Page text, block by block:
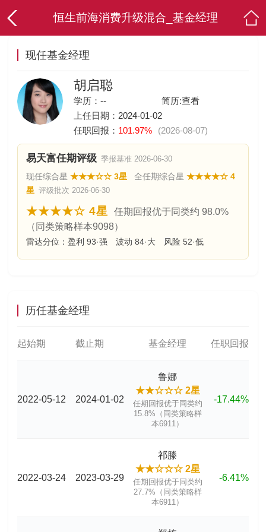
恒生前海消费升级混合_基金经理
现任基金经理
胡启聪
学历：-- 简历:查看
上任日期：2024-01-02
任职回报： 101.97% (2026-08-07)
易天富任期评级 季报基准 2026-06-30
现任综合星 ★★★☆☆ 3星 全任期综合星 ★★★★☆ 4
星 评级批次 2026-06-30
★★★★☆ 4星
任期回报优于同类约 98.0%
（同类策略样本9098）
雷达分位：盈利 93·强 波动 84·大 风险 52·低
历任基金经理
起始期 截止期 基金经理 任职回报
2022-05-12 2024-01-02
鲁娜
★★☆☆☆ 2星
任期回报优于同类约
15.8%（同类策略样
本6911）
-17.44%
2022-03-24 2023-03-29
祁滕
★★☆☆☆ 2星
任期回报优于同类约
27.7%（同类策略样
本6911）
-6.41%